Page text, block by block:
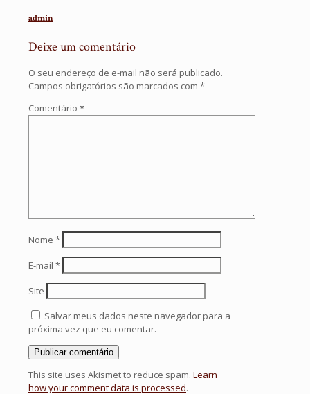
admin
Deixe um comentário
O seu endereço de e-mail não será publicado.
Campos obrigatórios são marcados com *
Comentário *
Nome *
E-mail *
Site
Salvar meus dados neste navegador para a
próxima vez que eu comentar.
This site uses Akismet to reduce spam. Learn
how your comment data is processed.